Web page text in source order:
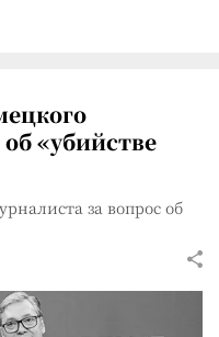
«убийстве
за вопрос об